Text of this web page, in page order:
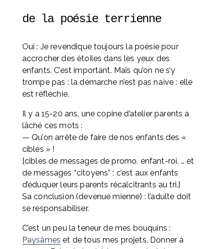
de la poésie terrienne
Oui : Je revendique toujours la poésie pour
accrocher des étoiles dans les yeux des
enfants. C’est important. Mais qu’on ne s’y
trompe pas : la démarche n’est pas naïve : elle
est réfléchie.
Il y a 15-20 ans, une copine d’atelier parents a
lâché ces mots :
— Qu’on arrête de faire de nos enfants des «
cibles » !
[cibles de messages de promo, enfant-roi, … et
de messages “citoyens” : c’est aux enfants
d’éduquer leurs parents récalcitrants au tri.]
Sa conclusion (devenue mienne) : l’adulte doit
se responsabiliser.
Paysâmes et de tous mes projets. Donner à